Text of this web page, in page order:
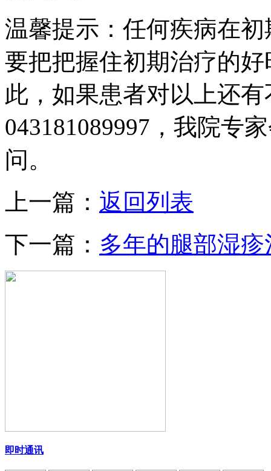
温馨提示：任何疾病在
要把把握住初期治疗的
此，如果患者对以上还
043181089997，我院专
问。
上一篇： 返回列表
下一篇： 多年的腿部湿
即时通讯